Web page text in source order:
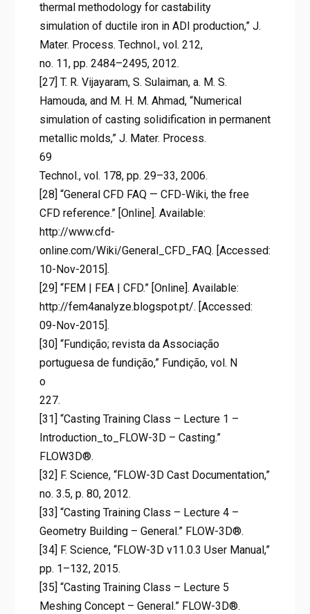
thermal methodology for castability
simulation of ductile iron in ADI production,” J.
Mater. Process. Technol., vol. 212,
no. 11, pp. 2484–2495, 2012.
[27] T. R. Vijayaram, S. Sulaiman, a. M. S.
Hamouda, and M. H. M. Ahmad, “Numerical
simulation of casting solidification in permanent
metallic molds,” J. Mater. Process.
69
Technol., vol. 178, pp. 29–33, 2006.
[28] “General CFD FAQ — CFD-Wiki, the free
CFD reference.” [Online]. Available:
http://www.cfd-
online.com/Wiki/General_CFD_FAQ. [Accessed:
10-Nov-2015].
[29] “FEM | FEA | CFD.” [Online]. Available:
http://fem4analyze.blogspot.pt/. [Accessed:
09-Nov-2015].
[30] “Fundição; revista da Associação
portuguesa de fundição,” Fundição, vol. N
o
227.
[31] “Casting Training Class – Lecture 1 –
Introduction_to_FLOW-3D – Casting.”
FLOW3D®.
[32] F. Science, “FLOW-3D Cast Documentation,”
no. 3.5, p. 80, 2012.
[33] “Casting Training Class – Lecture 4 –
Geometry Building – General.” FLOW-3D®.
[34] F. Science, “FLOW-3D v11.0.3 User Manual,”
pp. 1–132, 2015.
[35] “Casting Training Class – Lecture 5
Meshing Concept – General.” FLOW-3D®.